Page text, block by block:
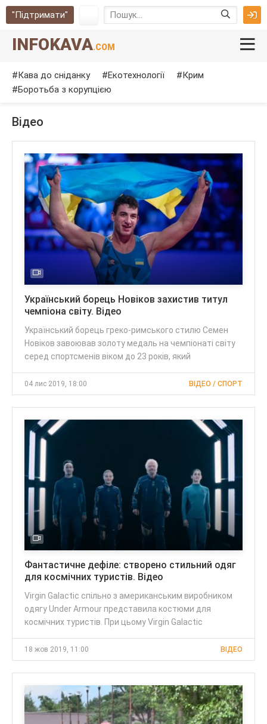
"Підтримати"
INFOKAVA.COM
Кава до сніданку Екотехнології
Крим
Боротьба з корупцією
Відео
Український борець Новіков захистив титул
чемпіона світу. Відео
Український борець греко-римського стилю Семен
Новіков завоював золоту медаль на чемпіонаті світу
серед спортсменів віком до 23 років, який
04 лис 2019, 18:00 ВІДЕО / СПОРТ
Фантастичне дефіле: створено стильний одяг
для космічних туристів. Відео
Virgin Galactic спільно з американським виробником
одягу Under Armour представила костюми для
космічних туристів. При цьому Virgin Galactic
18 жов 2019, 11:00 ВІДЕО